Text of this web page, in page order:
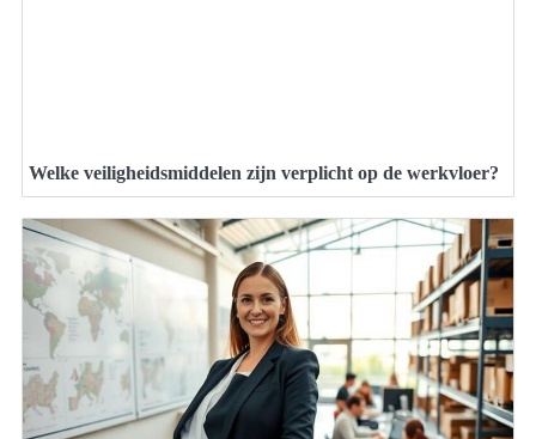
Welke veiligheidsmiddelen zijn verplicht op de werkvloer?